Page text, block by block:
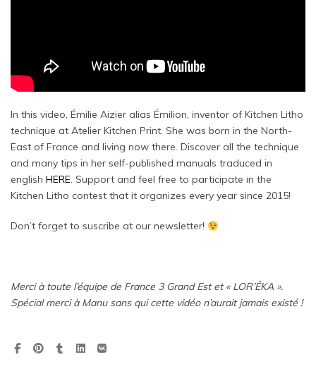
In this video, Émilie Aizier alias Émilion, inventor of Kitchen Litho
technique at Atelier Kitchen Print. She was born in the North-
East of France and living now there. Discover all the technique
and many tips in her self-published manuals traduced in
english HERE. Support and feel free to participate in the
Kitchen Litho contest that it organizes every year since 2015!
Don’t forget to suscribe at our newsletter!
Merci à toute l’équipe de France 3 Grand Est et « LOR’ÊKA ».
Spécial merci à Manu sans qui cette vidéo n’aurait jamais existé !